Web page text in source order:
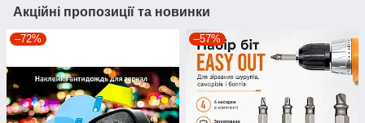
Акційні пропозиції та новинки
–72% –57%